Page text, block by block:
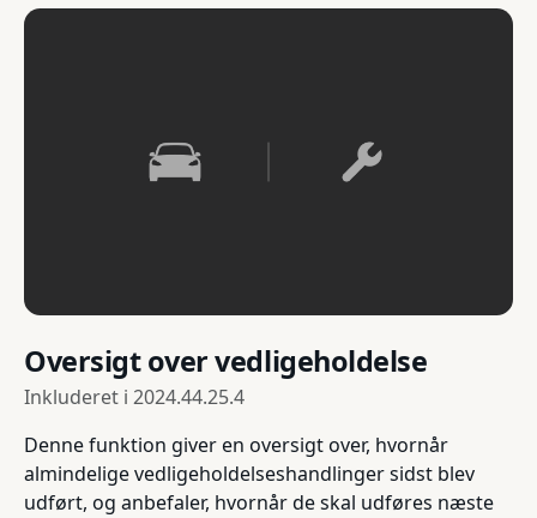
Oversigt over vedligeholdelse
Inkluderet i 2024.44.25.4
Denne funktion giver en oversigt over, hvornår
almindelige vedligeholdelseshandlinger sidst blev
udført, og anbefaler, hvornår de skal udføres næste